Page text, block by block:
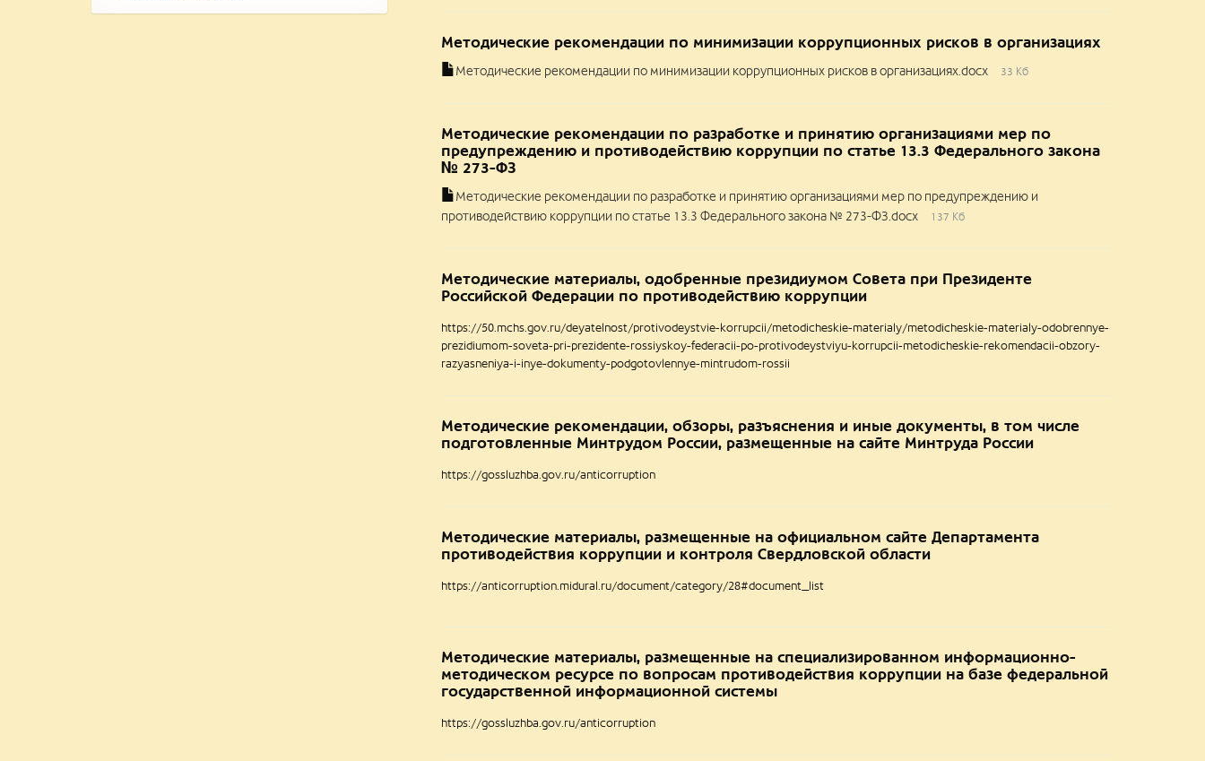
Методические рекомендации по минимизации коррупционных рисков в организациях
Методические рекомендации по минимизации коррупционных рисков в организациях.docx 33 Кб
Методические рекомендации по разработке и принятию организациями мер по
предупреждению и противодействию коррупции по статье 13.3 Федерального закона
№ 273-ФЗ
Методические рекомендации по разработке и принятию организациями мер по предупреждению и
противодействию коррупции по статье 13.3 Федерального закона № 273-ФЗ.docx
137 Кб
Методические материалы, одобренные президиумом Совета при Президенте
Российской Федерации по противодействию коррупции
https://50.mchs.gov.ru/deyatelnost/protivodeystvie-korrupcii/metodicheskie-materialy/metodicheskie-materialy-odobrennye-
prezidiumom-soveta-pri-prezidente-rossiyskoy-federacii-po-protivodeystviyu-korrupcii-metodicheskie-rekomendacii-obzory-
razyasneniya-i-inye-dokumenty-podgotovlennye-mintrudom-rossii
Mетодические рекомендации, обзоры, разъяснения и иные документы, в том числе
подготовленные Минтрудом России, размещенные на сайте Минтруда России
https://gossluzhba.gov.ru/anticorruption
Mетодические материалы, размещенные на официальном сайте Департамента
противодействия коррупции и контроля Свердловской области
https://anticorruption.midural.ru/document/category/28#document_list
Mетодические материалы, размещенные на специализированном информационно-
методическом ресурсе по вопросам противодействия коррупции на базе федеральной
государственной информационной системы
https://gossluzhba.gov.ru/anticorruption